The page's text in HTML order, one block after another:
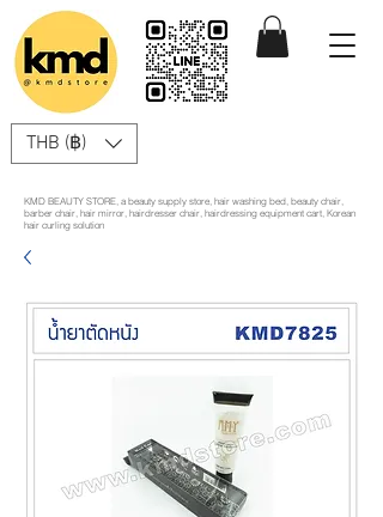
THB (฿)
KMD BEAUTY STORE, a beauty supply store, hair washing bed, beauty chair,
barber chair, hair mirror, hairdresser chair, hairdressing equipment cart, Korean
hair curling solution